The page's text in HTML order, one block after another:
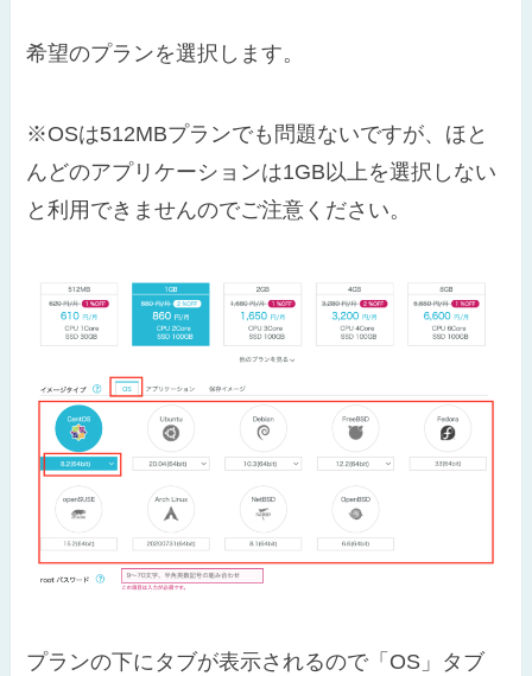
希望のプランを選択します。
※OSは512MBプランでも問題ないですが、ほと
んどのアプリケーションは1GB以上を選択しない
と利用できませんのでご注意ください。
プランの下にタブが表示されるので「OS」タブ